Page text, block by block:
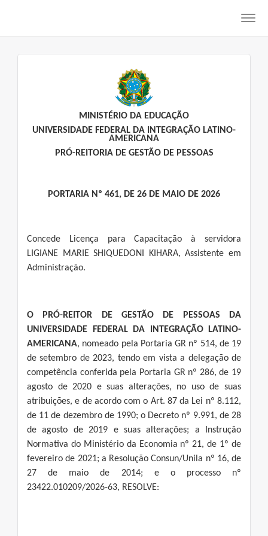
MINISTÉRIO DA EDUCAÇÃO
UNIVERSIDADE FEDERAL DA INTEGRAÇÃO LATINO-
AMERICANA
PRÓ-REITORIA DE GESTÃO DE PESSOAS
PORTARIA Nº 461, DE 26 DE MAIO DE 2026
Concede Licença para Capacitação à servidora
LIGIANE MARIE SHIQUEDONI KIHARA, Assistente em
Administração.
O PRÓ-REITOR DE GESTÃO DE PESSOAS DA
UNIVERSIDADE FEDERAL DA INTEGRAÇÃO LATINO-
AMERICANA, nomeado pela Portaria GR nº 514, de 19
de setembro de 2023, tendo em vista a delegação de
competência conferida pela Portaria GR nº 286, de 19
agosto de 2020 e suas alterações, no uso de suas
atribuições, e de acordo com o Art. 87 da Lei nº 8.112,
de 11 de dezembro de 1990; o Decreto nº 9.991, de 28
de agosto de 2019 e suas alterações; a Instrução
Normativa do Ministério da Economia nº 21, de 1º de
fevereiro de 2021; a Resolução Consun/Unila nº 16, de
27 de maio de 2014; e o processo nº
23422.010209/2026-63, RESOLVE: